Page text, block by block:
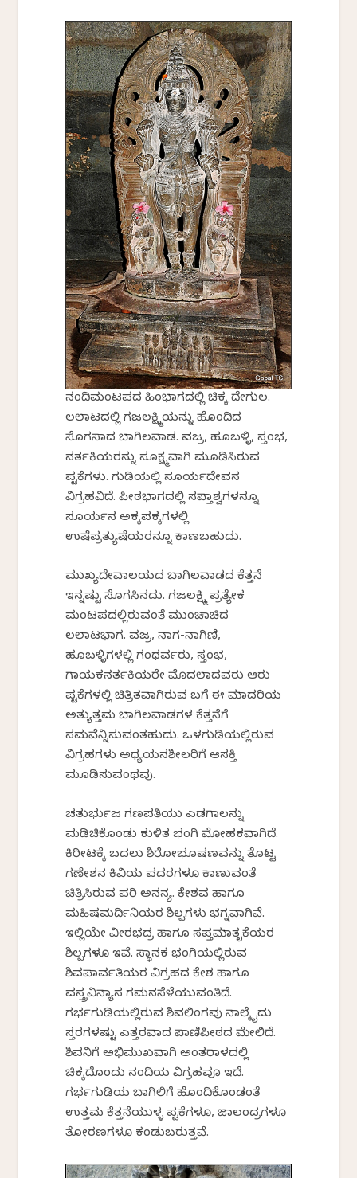
ನಂದಿಮಂಟಪದ ಹಿಂಭಾಗದಲ್ಲಿ ಚಿಕ್ಕ ದೇಗುಲ.
ಲಲಾಟದಲ್ಲಿ ಗಜಲಕ್ಷ್ಮಿಯನ್ನು ಹೊಂದಿದ
ಸೊಗಸಾದ ಬಾಗಿಲವಾಡ. ವಜ್ರ, ಹೂಬಳ್ಳಿ, ಸ್ತಂಭ,
ನರ್ತಕಿಯರನ್ನು ಸೂಕ್ಷ್ಮವಾಗಿ ಮೂಡಿಸಿರುವ
ಪಟ್ಟಿಕೆಗಳು. ಗುಡಿಯಲ್ಲಿ ಸೂರ್ಯದೇವನ
ವಿಗ್ರಹವಿದೆ. ಪೀಠಭಾಗದಲ್ಲಿ ಸಪ್ತಾಶ್ವಗಳನ್ನೂ
ಸೂರ್ಯನ ಅಕ್ಕಪಕ್ಕಗಳಲ್ಲಿ
ಉಷೆಪ್ರತ್ಯುಷೆಯರನ್ನೂ ಕಾಣಬಹುದು.
ಮುಖ್ಯದೇವಾಲಯದ ಬಾಗಿಲವಾಡದ ಕೆತ್ತನೆ
ಇನ್ನಷ್ಟು ಸೊಗಸಿನದು. ಗಜಲಕ್ಷ್ಮಿ ಪ್ರತ್ಯೇಕ
ಮಂಟಪದಲ್ಲಿರುವಂತೆ ಮುಂಚಾಚಿದ
ಲಲಾಟಭಾಗ. ವಜ್ರ, ನಾಗ-ನಾಗಿಣಿ,
ಹೂಬಳ್ಳಿಗಳಲ್ಲಿ ಗಂಧರ್ವರು, ಸ್ತಂಭ,
ಗಾಯಕನರ್ತಕಿಯರೇ ಮೊದಲಾದವರು ಆರು
ಪಟ್ಟಿಕೆಗಳಲ್ಲಿ ಚಿತ್ರಿತವಾಗಿರುವ ಬಗೆ ಈ ಮಾದರಿಯ
ಅತ್ಯುತ್ತಮ ಬಾಗಿಲವಾಡಗಳ ಕೆತ್ತನೆಗೆ
ಸಮವೆನ್ನಿಸುವಂತಹುದು. ಒಳಗುಡಿಯಲ್ಲಿರುವ
ವಿಗ್ರಹಗಳು ಅಧ್ಯಯನಶೀಲರಿಗೆ ಆಸಕ್ತಿ
ಮೂಡಿಸುವಂಥವು.
ಚತುರ್ಭುಜ ಗಣಪತಿಯು ಎಡಗಾಲನ್ನು
ಮಡಿಚಿಕೊಂಡು ಕುಳಿತ ಭಂಗಿ ಮೋಹಕವಾಗಿದೆ.
ಕಿರೀಟಕ್ಕೆ ಬದಲು ಶಿರೋಭೂಷಣವನ್ನು ತೊಟ್ಟ
ಗಣೇಶನ ಕಿವಿಯ ಪದರಗಳೂ ಕಾಣುವಂತೆ
ಚಿತ್ರಿಸಿರುವ ಪರಿ ಅನನ್ಯ. ಕೇಶವ ಹಾಗೂ
ಮಹಿಷಮರ್ದಿನಿಯರ ಶಿಲ್ಪಗಳು ಭಗ್ನವಾಗಿವೆ.
ಇಲ್ಲಿಯೇ ವೀರಭದ್ರ ಹಾಗೂ ಸಪ್ತಮಾತೃಕೆಯರ
ಶಿಲ್ಪಗಳೂ ಇವೆ. ಸ್ಥಾನಕ ಭಂಗಿಯಲ್ಲಿರುವ
ಶಿವಪಾರ್ವತಿಯರ ವಿಗ್ರಹದ ಕೇಶ ಹಾಗೂ
ವಸ್ತ್ರವಿನ್ಯಾಸ ಗಮನಸೆಳೆಯುವಂತಿದೆ.
ಗರ್ಭಗುಡಿಯಲ್ಲಿರುವ ಶಿವಲಿಂಗವು ನಾಲ್ಕೈದು
ಸ್ತರಗಳಷ್ಟು ಎತ್ತರವಾದ ಪಾಣಿಪೀಠದ ಮೇಲಿದೆ.
ಶಿವನಿಗೆ ಅಭಿಮುಖವಾಗಿ ಅಂತರಾಳದಲ್ಲಿ
ಚಿಕ್ಕದೊಂದು ನಂದಿಯ ವಿಗ್ರಹವೂ ಇದೆ.
ಗರ್ಭಗುಡಿಯ ಬಾಗಿಲಿಗೆ ಹೊಂದಿಕೊಂಡಂತೆ
ಉತ್ತಮ ಕೆತ್ತನೆಯುಳ್ಳ ಪಟ್ಟಿಕೆಗಳೂ, ಜಾಲಂದ್ರಗಳೂ
ತೋರಣಗಳೂ ಕಂಡುಬರುತ್ತವೆ.